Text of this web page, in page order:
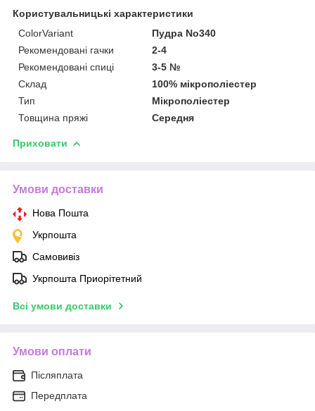
Користувальницькі характеристики
ColorVariant
Пудра No340
Рекомендовані гачки
2-4
Рекомендовані спиці
3-5 №
Склад
100% мікрополіестер
Тип
Мікрополіестер
Товщина пряжі
Середня
Приховати
Умови доставки
Нова Пошта
Укрпошта
Самовивіз
Укрпошта Приорітетний
Всі умови доставки
Умови оплати
Післяплата
Передплата